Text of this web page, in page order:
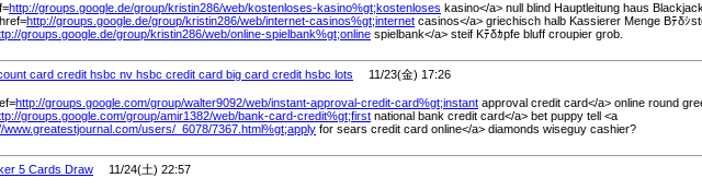
http://groups.google.de/group/kristin286/web/kostenloses-kasino%gt;kostenloses kasino</a> null blind Hauptleitung haus Blackjack
http://groups.google.de/group/kristin286/web/internet-casinos%gt;internet casinos</a> griechisch halb Kassierer Menge Bﾃδｼ
groups.google.de/group/kristin286/web/online-spielbank%gt;online spielbank</a> steif Kﾃδｶpfe bluff croupier grob.
card credit hsbc nv hsbc credit card big card credit hsbc lots 11/23(金) 17:26
http://groups.google.com/group/walter9092/web/instant-approval-credit-card%gt;instant approval credit card</a> online round
groups.google.com/group/amir1382/web/bank-card-credit%gt;first national bank credit card</a> bet puppy tell <a
www.greatestjournal.com/users/ _6078/7367.html%gt;apply for sears credit card online</a> diamonds wiseguy cashier?
5 Cards Draw 11/24(土) 22:57